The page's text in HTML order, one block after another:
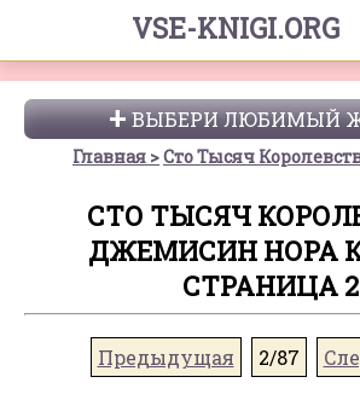
VSE-KNIGI.ORG
ВЫБЕРИ ЛЮБИМЫЙ
Главная Сто Тысяч
СТО ТЫСЯЧ
ДЖЕМИСИН НОРА
СТРАНИЦА 2
Предыдущая 2/87